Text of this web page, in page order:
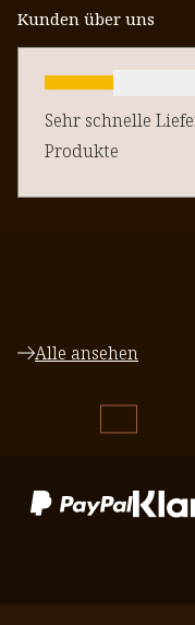
Kunden über uns
Sehr schnelle
Produkte
Alle ansehen